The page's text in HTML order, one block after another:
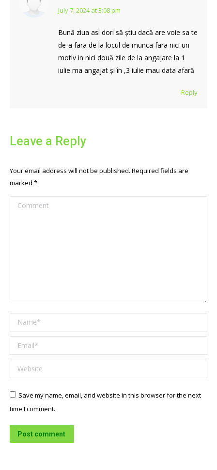
says:
July 7, 2024 at 3:08 pm
Bună ziua asi dori să știu dacă are voie sa te
de-a fara de la locul de munca fara nici un
motiv in nici două zile de la angajare la 1
iulie ma angajat și în ,3 iulie mau data afară
Reply
Leave a Reply
Your email address will not be published. Required fields are
marked *
Comment
Name *
Email *
Website
Save my name, email, and website in this browser for the next
time I comment.
Post comment